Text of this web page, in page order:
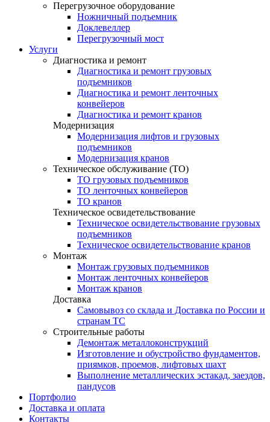
Перегрузочное оборудование
Ножничный подъемник
Доклевеллер
Перегрузочный мост
Услуги
Диагностика и ремонт
Диагностика и ремонт грузовых
подъемников
Диагностика и ремонт ленточных
конвейеров
Диагностика и ремонт кранов
Модернизация
Модернизация лифтов и грузовых
подъемников
Модернизация кранов
Техническое обслуживание (ТО)
ТО грузовых подъемников
ТО ленточных конвейеров
ТО кранов
Техническое освидетельствование
Техническое освидетельствование грузовых
подъемников
Техническое освидетельствование кранов
Монтаж
Монтаж грузовых подъемников
Монтаж ленточных конвейеров
Монтаж кранов
Доставка
Самовывоз со склада и Доставка по России и
странам ТС
Строительные работы
Демонтаж металлоконструкций
Изготовление и обустройство фундаментов,
приямков, проемов, лифтовых шахт
Выполнение металлических эстакад, заездов,
пандусов
Портфолио
Доставка и оплата
Контакты